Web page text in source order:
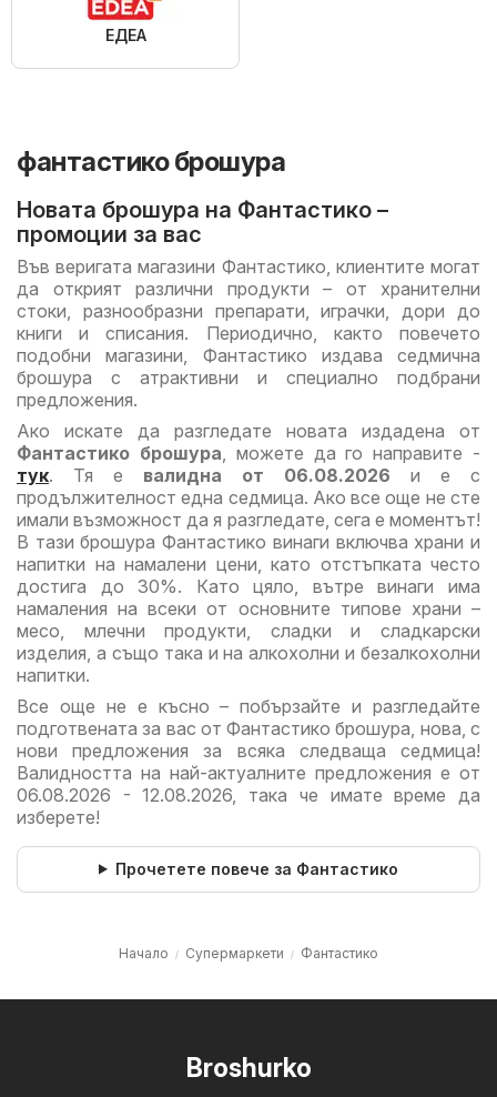
ЕДЕА
фантастико брошура
Новата брошура на Фантастико –
промоции за вас
Във веригата магазини Фантастико, клиентите могат
да открият различни продукти – от хранителни
стоки, разнообразни препарати, играчки, дори до
книги и списания. Периодично, както повечето
подобни магазини, Фантастико издава седмична
брошура с атрактивни и специално подбрани
предложения.
Ако искате да разгледате новата издадена от
Фантастико брошура , можете да го направите -
тук. Тя е валидна от 06.08.2026 и е с
продължителност една седмица. Ако все още не сте
имали възможност да я разгледате, сега е моментът!
В тази брошура Фантастико винаги включва храни и
напитки на намалени цени, като отстъпката често
достига до 30%. Като цяло, вътре винаги има
намаления на всеки от основните типове храни –
месо, млечни продукти, сладки и сладкарски
изделия, а също така и на алкохолни и безалкохолни
напитки.
Все още не е късно – побързайте и разгледайте
подготвената за вас от Фантастико брошура, нова, с
нови предложения за всяка следваща седмица!
Валидността на най-актуалните предложения е от
06.08.2026 - 12.08.2026, така че имате време да
изберете!
Прочетете повече за Фантастико
Начало Супермаркети Фантастико
Broshurko